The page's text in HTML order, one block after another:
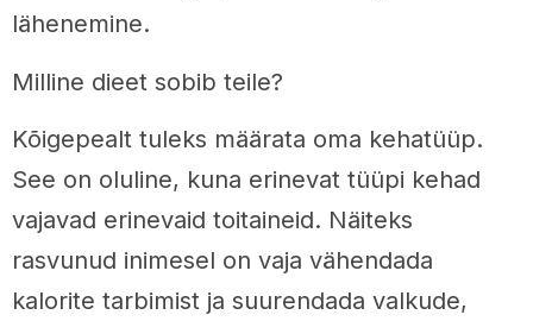
lähenemine.
Milline dieet sobib teile?
Kõigepealt tuleks määrata oma kehatüüp.
See on oluline, kuna erinevat tüüpi kehad
vajavad erinevaid toitaineid. Näiteks
rasvunud inimesel on vaja vähendada
kalorite tarbimist ja suurendada valkude,